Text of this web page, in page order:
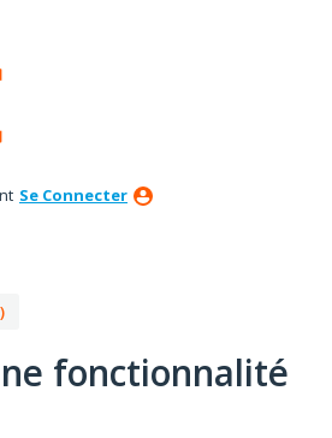
Se Connecter
fonctionnalité